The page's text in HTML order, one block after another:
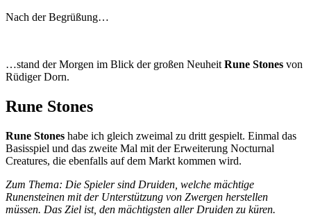
Nach der Begrüßung…
…stand der Morgen im Blick der großen Neuheit Rune Stones von
Rüdiger Dorn.
Rune Stones
Rune Stones habe ich gleich zweimal zu dritt gespielt. Einmal das
Basisspiel und das zweite Mal mit der Erweiterung Nocturnal
Creatures, die ebenfalls auf dem Markt kommen wird.
Zum Thema: Die Spieler sind Druiden, welche mächtige
Runensteinen mit der Unterstützung von Zwergen herstellen
müssen. Das Ziel ist, den mächtigsten aller Druiden zu küren.